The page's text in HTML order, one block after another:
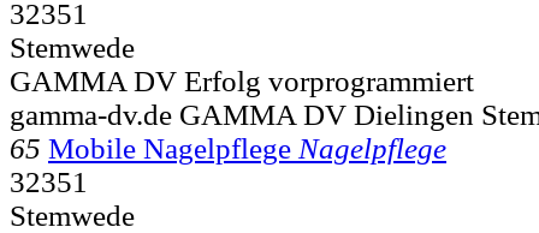
32351
Stemwede
GAMMA DV Erfolg vorprogrammiert
gamma-dv.de GAMMA DV Dielingen
65 Mobile Nagelpflege Nagelpflege
32351
Stemwede